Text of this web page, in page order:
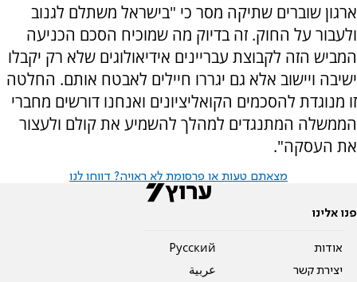
ארגון שוברים שתיקה מסר כי "בישראל משתלם לגנוב
ולעבור על החוק. זה בדיוק מה שמוכיח הסכם הכניעה
המביש הזה לקבוצת עבריינים אידיאולוגים שלא רק יקבלו
ישיבה ויישוב אלא גם יגררו חיילים לאבטח אותם. החלטה
זו מנוגדת להסכמים הקואליציונים ואנחנו דורשים מחברי
הממשלה המתנגדים למהלך להשמיע את קולם ולעצור
את העסקה".
מצאתם טעות או פרסומת לא ראויה? דווחו לנו
פנו אלינו
אודות
יצירת קשר
Pусский
عربية